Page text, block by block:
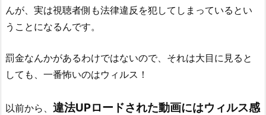
んが、実は視聴者側も法律違反を犯してしまっているとい
うことになるんです。
罰金なんかがあるわけではないので、それは大目に見ると
しても、一番怖いのはウィルス！
以前から、 違法UPロードされた動画にはウィルス感